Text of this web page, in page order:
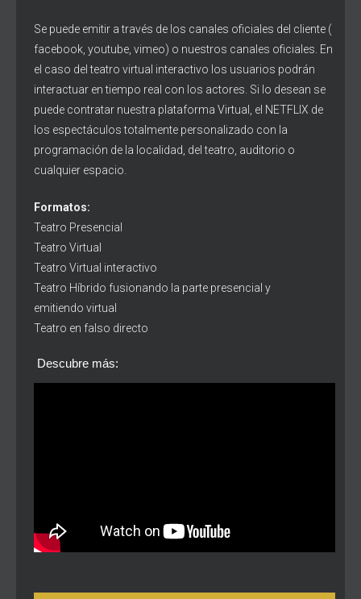
Se puede emitir a través de los canales oficiales del cliente (
facebook, youtube, vimeo) o nuestros canales oficiales. En
el caso del teatro virtual interactivo los usuarios podrán
interactuar en tiempo real con los actores. Si lo desean se
puede contratar nuestra plataforma Virtual, el NETFLIX de
los espectáculos totalmente personalizado con la
programación de la localidad, del teatro, auditorio o
cualquier espacio.
Formatos:
Teatro Presencial
Teatro Virtual
Teatro Virtual interactivo
Teatro Híbrido fusionando la parte presencial y
emitiendo virtual
Teatro en falso directo
Descubre más: